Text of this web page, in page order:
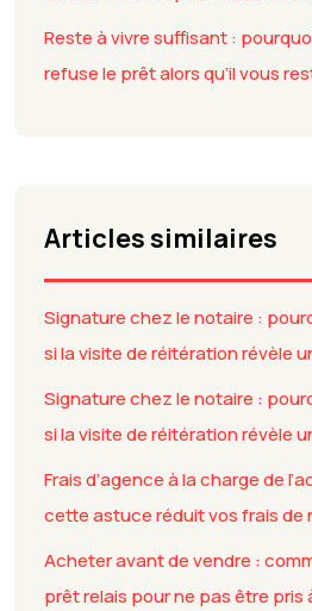
Reste à vivre suffisant :
refuse le prêt alors qu’il vous
Articles similaires
Signature chez le notaire :
si la visite de réitération révèle
Signature chez le notaire :
si la visite de réitération révèle
Frais d’agence à la charge de
cette astuce réduit vos frais de
Acheter avant de vendre :
prêt relais pour ne pas être pris